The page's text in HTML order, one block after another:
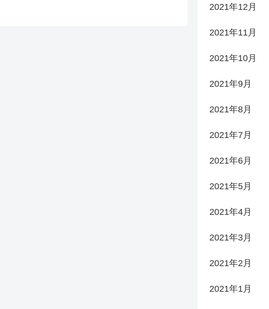
2021年12月
2021年11月
2021年10月
2021年9月
2021年8月
2021年7月
2021年6月
2021年5月
2021年4月
2021年3月
2021年2月
2021年1月